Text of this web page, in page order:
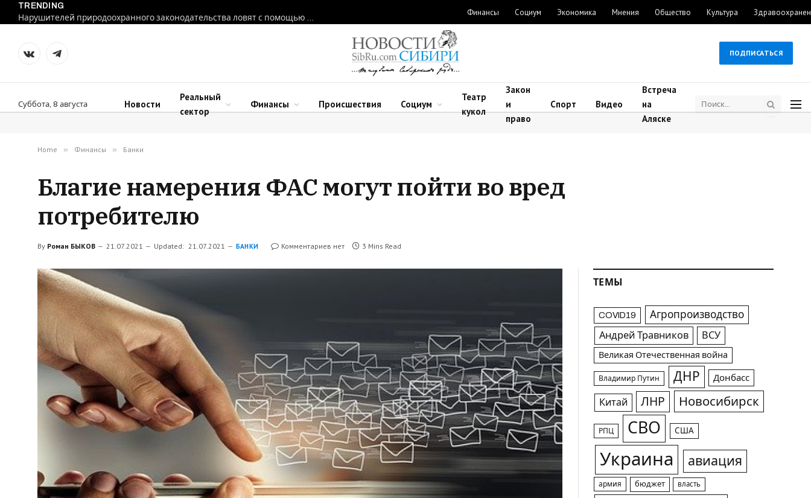
TRENDING
Нарушителей природоохранного законодательства ловят с помощью дронов в Новосибирской области
Финансы Социум Экономика Мнения Общество Культура
VKontakteTelegram
ПОДПИСАТЬСЯ
Суббота, 8 августа Новости
Реальный
сектор
Финансы Происшествия Социум
Театр
кукол
Закон
и
право
Спорт Видео
Встреча
на
Аляске
Home » Финансы » Банки
Благие намерения ФАС могут пойти во вред
потребителю
By Роман БЫКОВ 21.07.2021 Updated: 21.07.2021 БАНКИ Комментариев нет 3 Mins Read
ТЕМЫ
COVID19 Агропроизводство
Андрей Травников ВСУ
Великая Отечественная война
Владимир Путин ДНР Донбасс
Китай ЛНР Новосибирск
РПЦ СВО США
Украина авиация
армия бюджет власть